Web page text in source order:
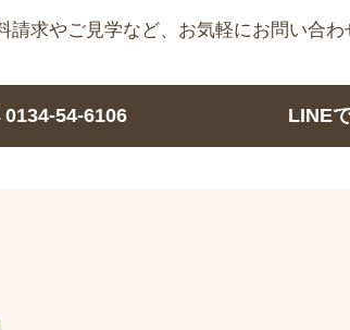
請求やご見学など、 お気軽にお問い合わ
0134-54-6106 LINE